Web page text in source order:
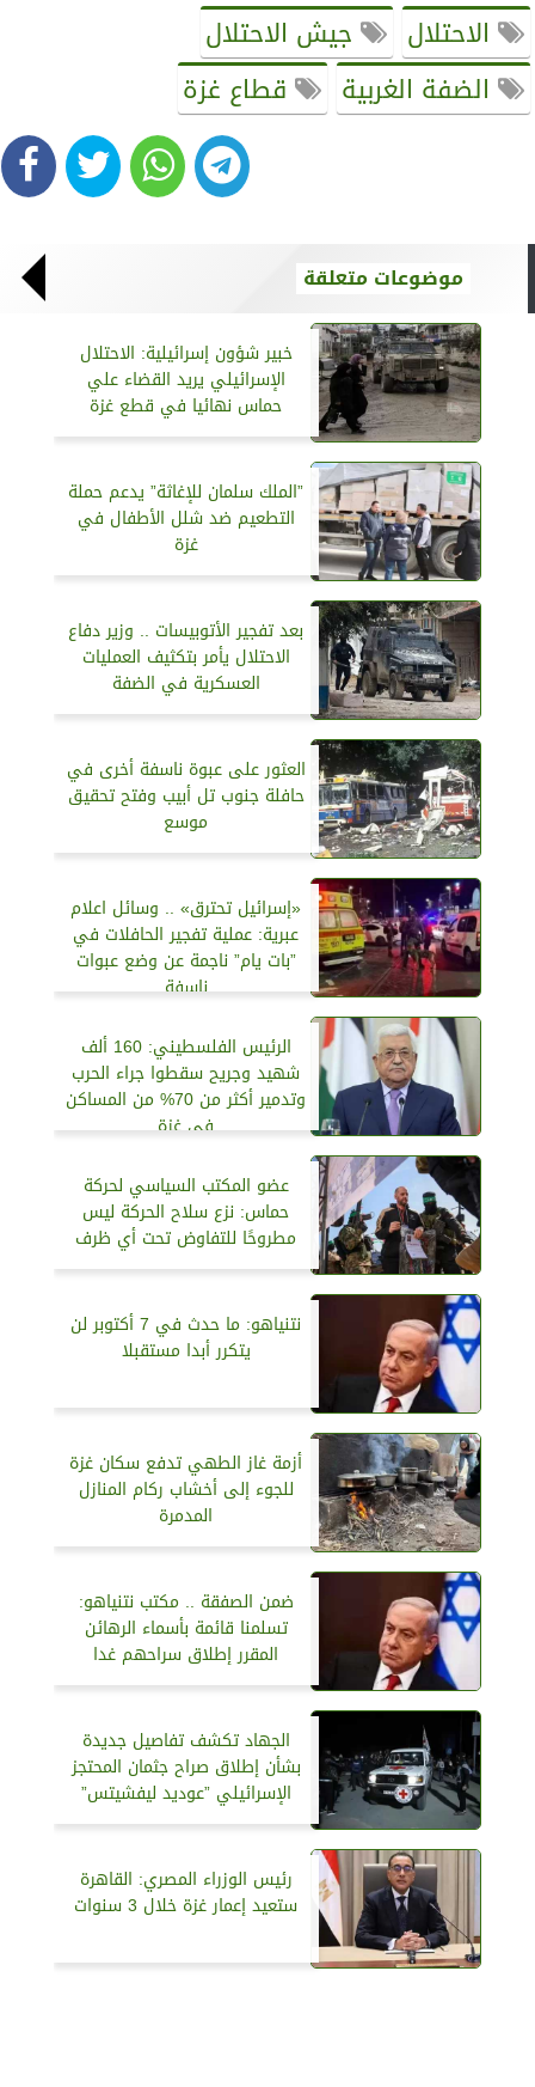
الاحتلال
جيش الاحتلال
الضفة الغربية
قطاع غزة
موضوعات متعلقة
خبير شؤون إسرائيلية: الاحتلال
الإسرائيلي يريد القضاء علي
حماس نهائيا في قطع غزة
”الملك سلمان للإغاثة” يدعم حملة
التطعيم ضد شلل الأطفال في
غزة
بعد تفجير الأتوبيسات .. وزير دفاع
الاحتلال يأمر بتكثيف العمليات
العسكرية في الضفة
العثور على عبوة ناسفة أخرى في
حافلة جنوب تل أبيب وفتح تحقيق
موسع
«إسرائيل تحترق» .. وسائل اعلام
عبرية: عملية تفجير الحافلات في
”بات يام” ناجمة عن وضع عبوات
ناسفة
الرئيس الفلسطيني: 160 ألف
شهيد وجريح سقطوا جراء الحرب
وتدمير أكثر من 70% من المساكن
في غزة
عضو المكتب السياسي لحركة
حماس: نزع سلاح الحركة ليس
مطروحًا للتفاوض تحت أي ظرف
نتنياهو: ما حدث في 7 أكتوبر لن
يتكرر أبدا مستقبلا
أزمة غاز الطهي تدفع سكان غزة
للجوء إلى أخشاب ركام المنازل
المدمرة
ضمن الصفقة .. مكتب نتنياهو:
تسلمنا قائمة بأسماء الرهائن
المقرر إطلاق سراحهم غدا
الجهاد تكشف تفاصيل جديدة
بشأن إطلاق صراح جثمان المحتجز
الإسرائيلي ”عوديد ليفشيتس”
رئيس الوزراء المصري: القاهرة
ستعيد إعمار غزة خلال 3 سنوات